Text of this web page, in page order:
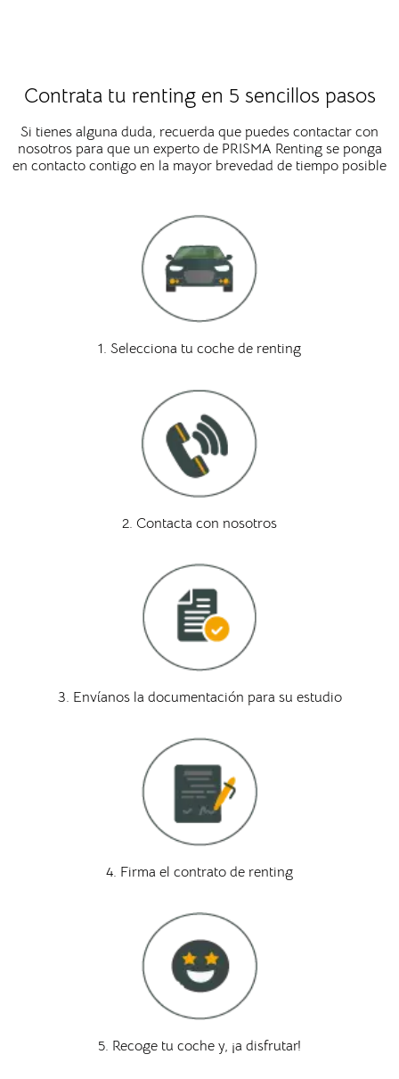
Contrata tu renting en 5 sencillos pasos
Si tienes alguna duda, recuerda que puedes contactar con
nosotros para que un experto de PRISMA Renting se ponga
en contacto contigo en la mayor brevedad de tiempo posible
1. Selecciona tu coche de renting
2. Contacta con nosotros
3. Envíanos la documentación para su estudio
4. Firma el contrato de renting
5. Recoge tu coche y, ¡a disfrutar!